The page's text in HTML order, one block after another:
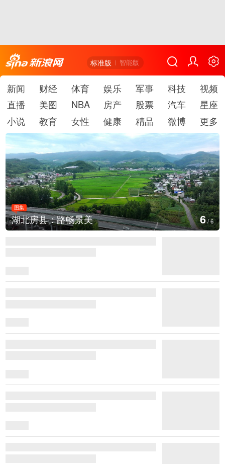
标准版 智能版
新闻 财经 体育 娱乐 军事 科技
视频
直播
美图 NBA 房产 股票 汽车
星座
小说
教育 女性 健康 精品 微博 更多
图集
德国：巴特施瓦尔巴赫森林野火 1/6